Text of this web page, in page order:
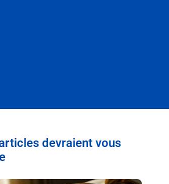
devraient vous